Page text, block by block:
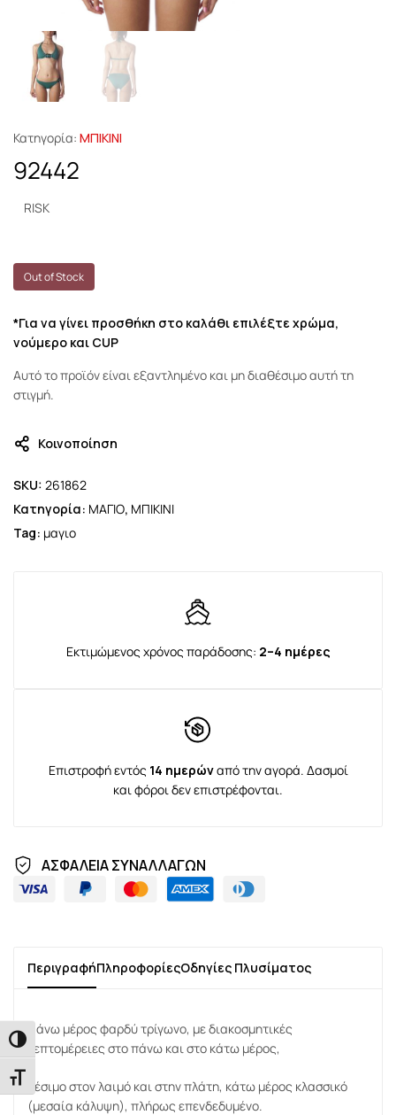
Εναλλαγή Υψηλής Αντίθεσης
Εναλλαγή Μεγέθους Γραμμάτων
Κατηγορία: ΜΠΙΚΙΝΙ
92442
RISK
Out of Stock
*Για να γίνει προσθήκη στο καλάθι επιλέξτε χρώμα,
νούμερο και CUP
Αυτό το προϊόν είναι εξαντλημένο και μη διαθέσιμο αυτή τη
στιγμή.
Κοινοποίηση
SKU: 261862
Κατηγορία: ΜΑΓΙΟ, ΜΠΙΚΙΝΙ
Tag: μαγιο
Εκτιμώμενος χρόνος παράδοσης: 2–4 ημέρες
Επιστροφή εντός 14 ημερώναπό την αγορά. Δασμοί
και φόροι δεν επιστρέφονται.
ΑΣΦΑΛΕΙΑ ΣΥΝΑΛΛΑΓΩΝ
ΠεριγραφήΠληροφορίεςΟδηγίες Πλυσίματος
Πάνω μέρος φαρδύ τρίγωνο, με διακοσμητικές
λεπτομέρειες στο πάνω και στο κάτω μέρος,
δέσιμο στον λαιμό και στην πλάτη, κάτω μέρος κλασσικό
(μεσαία κάλυψη), πλήρως επενδεδυμένο.